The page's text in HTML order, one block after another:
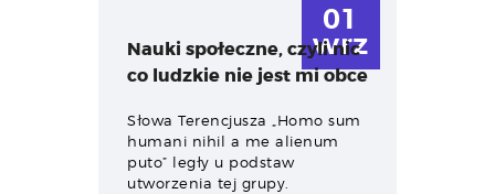
01
wrz
Nauki społeczne, czyli nic
co ludzkie nie jest mi obce
Słowa Terencjusza „Homo sum
humani nihil a me alienum
puto” legły u podstaw
utworzenia tej grupy.